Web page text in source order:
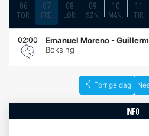
06
TOR.
07
FRE.
08
LØR.
09
SØN.
10
MAN.
11
TIR.
02:00
Emanuel Moreno -
Boksing
Forrige dag
info